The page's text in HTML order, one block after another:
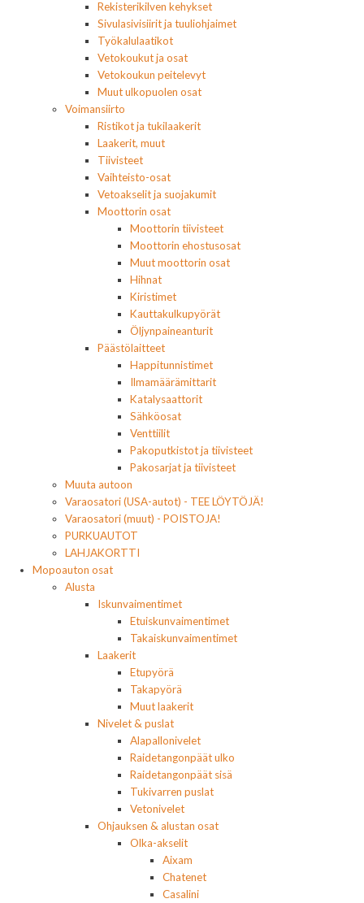
Rekisterikilven kehykset
Sivulasivisiirit ja tuuliohjaimet
Työkalulaatikot
Vetokoukut ja osat
Vetokoukun peitelevyt
Muut ulkopuolen osat
Voimansiirto
Ristikot ja tukilaakerit
Laakerit, muut
Tiivisteet
Vaihteisto-osat
Vetoakselit ja suojakumit
Moottorin osat
Moottorin tiivisteet
Moottorin ehostusosat
Muut moottorin osat
Hihnat
Kiristimet
Kauttakulkupyörät
Öljynpaineanturit
Päästölaitteet
Happitunnistimet
Ilmamäärämittarit
Katalysaattorit
Sähköosat
Venttiilit
Pakoputkistot ja tiivisteet
Pakosarjat ja tiivisteet
Muuta autoon
Varaosatori (USA-autot) - TEE LÖYTÖJÄ!
Varaosatori (muut) - POISTOJA!
PURKUAUTOT
LAHJAKORTTI
Mopoauton osat
Alusta
Iskunvaimentimet
Etuiskunvaimentimet
Takaiskunvaimentimet
Laakerit
Etupyörä
Takapyörä
Muut laakerit
Nivelet & puslat
Alapallonivelet
Raidetangonpäät ulko
Raidetangonpäät sisä
Tukivarren puslat
Vetonivelet
Ohjauksen & alustan osat
Olka-akselit
Aixam
Chatenet
Casalini